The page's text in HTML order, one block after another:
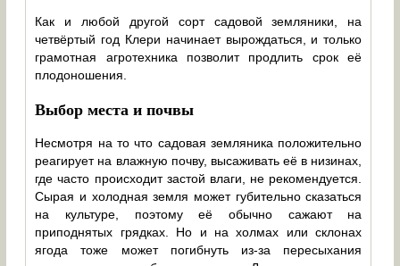
Как и любой другой сорт садовой земляники, на
четвёртый год Клери начинает вырождаться, и только
грамотная агротехника позволит продлить срок её
плодоношения.
Выбор места и почвы
Несмотря на то что садовая земляника положительно
реагирует на влажную почву, высаживать её в низинах,
где часто происходит застой влаги, не рекомендуется.
Сырая и холодная земля может губительно сказаться
на культуре, поэтому её обычно сажают на
приподнятых грядках. Но и на холмах или склонах
ягода тоже может погибнуть из-за пересыхания